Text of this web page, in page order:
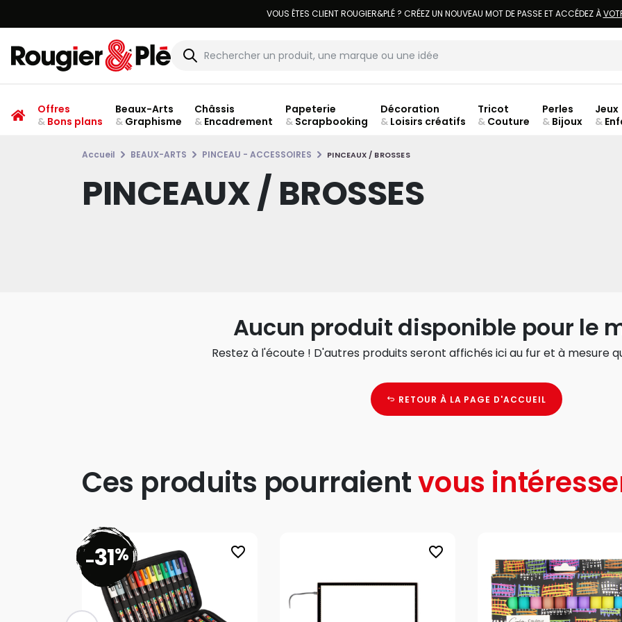
LIVRAISON À DOMICILE OFFERTE DÈS 70€.VOIR CONDITIONS
Offres
&Bons plans
Beaux-Arts
&Graphisme
Châssis
&Encadrement
Papeterie
&Scrapbooking
Décoration
&Loisirs créatifs
Tricot
& Couture
Perles
& Bijoux
Jeux
&
Accueil BEAUX-ARTS PINCEAU - ACCESSOIRES PINCEAUX / BROSSES
PINCEAUX / BROSSES
Aucun produit disponible pour le
Restez à l'écoute ! D'autres produits seront affichés ici au fur et à mesure
RETOUR À LA PAGE D'ACCUEIL
Ces produits pourraientvous
favorite_border
-31% favorite_border